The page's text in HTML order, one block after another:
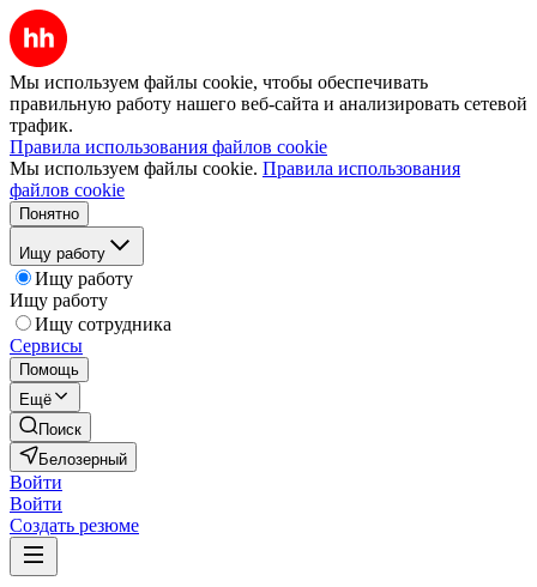
Мы используем файлы cookie, чтобы обеспечивать
правильную работу нашего веб-сайта и анализировать сетевой
трафик.
Правила использования файлов cookie
Мы используем файлы cookie. Правила использования
файлов cookie
Понятно
Ищу работу
Ищу работу
Ищу работу
Ищу сотрудника
Сервисы
Помощь
Ещё
Поиск
Белозерный
Войти
Войти
Создать резюме